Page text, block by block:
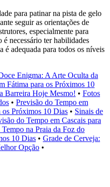
para patinar na pista de gelo
seguir as orientações de
especialmente para
é necessário ter habilidades
é adequada para todos os níveis
Enigma: A Arte Oculta da
Fátima para os Próximos 10
Barreira Hoje Mesmo! • Fotos
• Previsão do Tempo em
os Próximos 10 Dias • Sinais de
do Tempo em Cascais para
na Praia da Foz do
10 Dias • Grade de Cerveja:
Opção •